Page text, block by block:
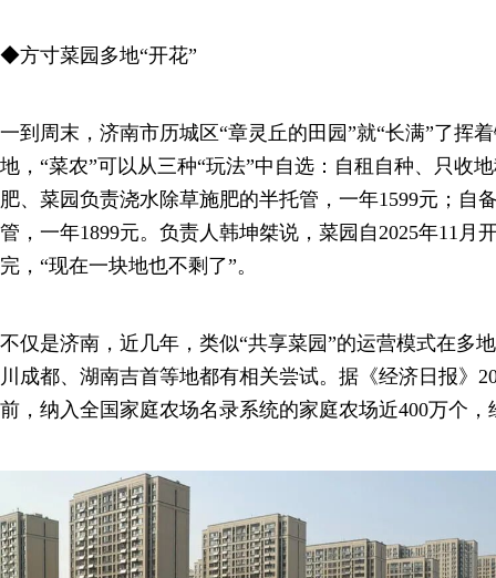
◆方寸菜园多地“开花”
一到周末，济南市历城区“章灵丘的田园”就“长满”了挥
地，“菜农”可以从三种“玩法”中自选：自租自种、只收
肥、菜园负责浇水除草施肥的半托管，一年1599元；自
管，一年1899元。负责人韩坤桀说，菜园自2025年11月
完，“现在一块地也不剩了”。
不仅是济南，近几年，类似“共享菜园”的运营模式在多
川成都、湖南吉首等地都有相关尝试。据《经济日报》
前，纳入全国家庭农场名录系统的家庭农场近400万个